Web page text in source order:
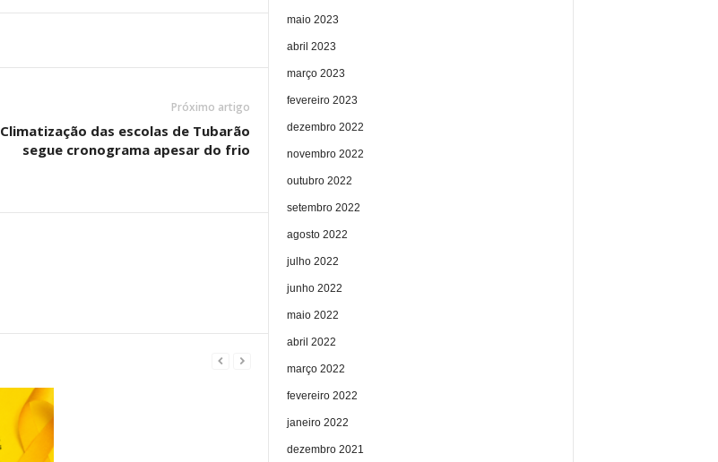
Próximo artigo
Climatização das escolas de Tubarão
segue cronograma apesar do frio
maio 2023
abril 2023
março 2023
fevereiro 2023
dezembro 2022
novembro 2022
outubro 2022
setembro 2022
agosto 2022
julho 2022
junho 2022
maio 2022
abril 2022
março 2022
fevereiro 2022
janeiro 2022
dezembro 2021